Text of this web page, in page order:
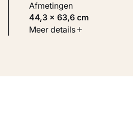
Afmetingen
44,3 × 63,6 cm
Soort werk
Meer details